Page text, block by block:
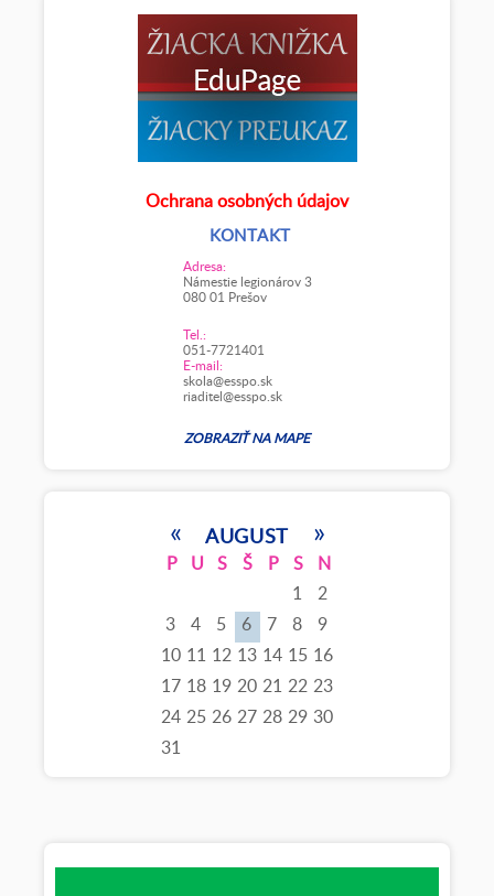
Ochrana osobných údajov
KONTAKT
Adresa:
Námestie legionárov 3
080 01 Prešov
Tel.:
051-7721401
E-mail:
skola@esspo.sk
riaditel@esspo.sk
ZOBRAZIŤ NA MAPE
AUGUST
« »
P U S Š P S
N
1
2
3
4 5 6 7 8
9
10 11 12 13 14 15 16
17 18 19 20 21 22 23
24 25 26 27 28 29 30
31